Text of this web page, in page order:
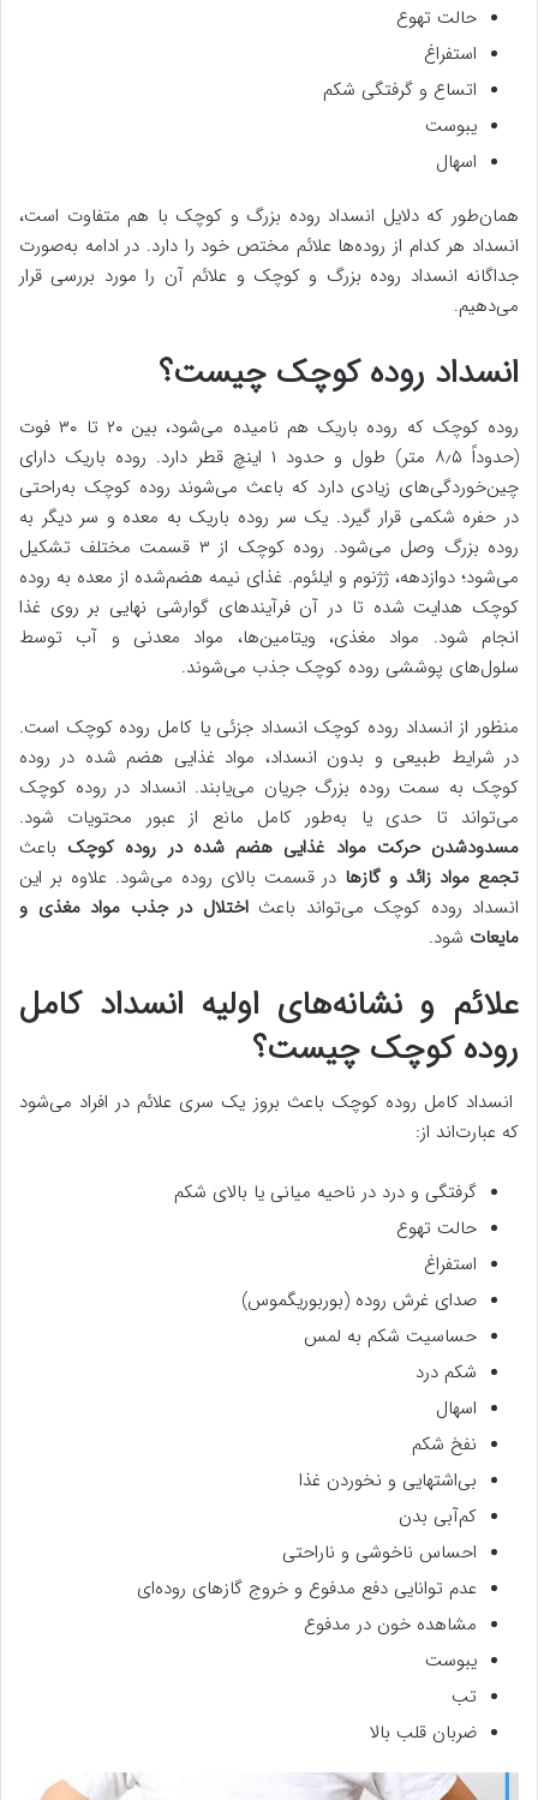
حالت تهوع
استفراغ
اتساع و گرفتگی شکم
یبوست
اسهال
همان‌طور که دلایل انسداد روده بزرگ و کوچک با هم متفاوت است،
انسداد هر کدام از روده‌ها علائم مختص خود را دارد. در ادامه به‌صورت
جداگانه انسداد روده بزرگ و کوچک و علائم آن را مورد بررسی قرار
می‌دهیم.
انسداد روده کوچک چیست؟
روده کوچک که روده باریک هم نامیده می‌شود، بین ۲۰ تا ۳۰ فوت
(حدوداً ۸٫۵ متر) طول و حدود ۱ اینچ قطر دارد. روده باریک دارای
چین‌خوردگی‌های زیادی دارد که باعث می‌شوند روده کوچک به‌راحتی
در حفره شکمی قرار گیرد. یک سر روده باریک به معده و سر دیگر به
روده بزرگ وصل می‌شود. روده کوچک از ۳ قسمت مختلف تشکیل
می‌شود؛ دوازدهه، ژژنوم و ایلئوم. غذای نیمه هضم‌شده از معده به روده
کوچک هدایت شده تا در آن فرآیندهای گوارشی نهایی بر روی غذا
انجام ‌شود. مواد مغذی، ویتامین‌ها، مواد معدنی و آب توسط
سلول‌های پوششی روده کوچک جذب می‌شوند.
منظور از انسداد روده کوچک انسداد جزئی یا کامل روده کوچک است.
در شرایط طبیعی و بدون انسداد، مواد غذایی هضم شده در روده
کوچک به سمت روده بزرگ جریان می‌یابند. انسداد در روده کوچک
می‌تواند تا حدی یا به‌طور کامل مانع از عبور محتویات شود.
مسدودشدن حرکت مواد غذایی هضم شده در روده کوچک باعث
تجمع مواد زائد و گازها در قسمت بالای روده می‌شود. علاوه بر این
انسداد روده کوچک می‌تواند باعث اختلال در جذب مواد مغذی و
مایعات شود.
علائم و نشانه‌های اولیه انسداد کامل
روده کوچک چیست؟
انسداد کامل روده کوچک باعث بروز یک سری علائم در افراد می‌شود
که عبارت‌اند از:
گرفتگی و درد در ناحیه میانی یا بالای شکم
حالت تهوع
استفراغ
صدای غرش روده (بوربوریگموس)
حساسیت شکم به لمس
شکم درد
اسهال
نفخ شکم
بی‌اشتهایی و نخوردن غذا
کم‌آبی بدن
احساس ناخوشی و ناراحتی
عدم توانایی دفع مدفوع و خروج گازهای روده‌ای
مشاهده خون در مدفوع
یبوست
تب
ضربان قلب بالا